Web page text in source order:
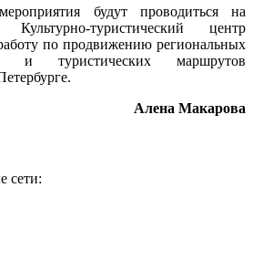
будут проводиться на
туристический центр
по продвижению региональных
и туристических маршрутов
Алена Макарова
сети: